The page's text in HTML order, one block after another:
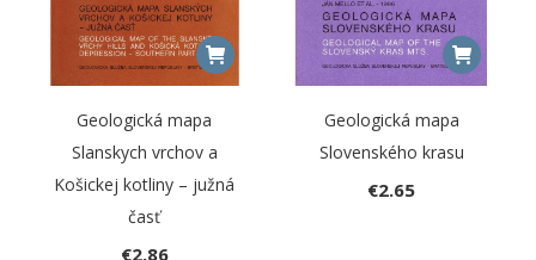
Geologická mapa
Slanskych vrchov a
Košickej kotliny – južná
časť
€2.86
Geologická mapa
Slovenského krasu
€2.65